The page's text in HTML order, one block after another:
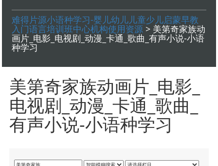
难得片源小语种学习-婴儿幼儿儿童少儿启蒙早教
入门语言培训班中心机构使用资源 > 美第奇家族动
画片_电影_电视剧_动漫_卡通_歌曲_有声小说-小语
种学习
美第奇家族动画片_电影_
电视剧_动漫_卡通_歌曲_
有声小说-小语种学习